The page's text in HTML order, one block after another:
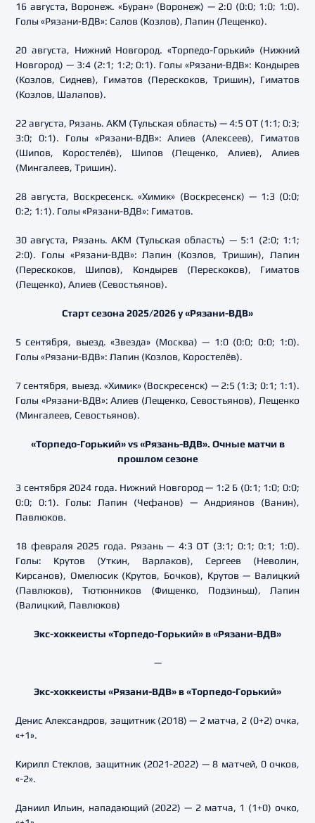
16 августа, Воронеж. «Буран» (Воронеж) — 2:0 (0:0; 1:0; 1:0).
Голы «Рязани-ВДВ»: Салов (Козлов), Лапин (Лещенко).
20 августа, Нижний Новгород. «Торпедо-Горький» (Нижний
Новгород) — 3:4 (2:1; 1:2; 0:1). Голы «Рязани-ВДВ»: Кондырев
(Козлов, Сиднев), Гиматов (Перескоков, Тришин), Гиматов
(Козлов, Шалапов).
22 августа, Рязань. АКМ (Тульская область) — 4:5 ОТ (1:1; 0:3;
3:0; 0:1). Голы «Рязани-ВДВ»: Алиев (Алексеев), Гиматов
(Шипов, Коростелёв), Шипов (Лещенко, Алиев), Алиев
(Мингалеев, Тришин).
28 августа, Воскресенск. «Химик» (Воскресенск) — 1:3 (0:0;
0:2; 1:1). Голы «Рязани-ВДВ»: Гиматов.
30 августа, Рязань. АКМ (Тульская область) — 5:1 (2:0; 1:1;
2:0). Голы «Рязани-ВДВ»: Лапин (Козлов, Тришин), Лапин
(Перескоков, Шипов), Кондырев (Перескоков), Гиматов
(Лещенко), Алиев (Севостьянов).
Старт сезона 2025/2026 у «Рязани-ВДВ»
5 сентября, выезд. «Звезда» (Москва) — 1:0 (0:0; 0:0; 1:0).
Голы «Рязани-ВДВ»: Лапин (Козлов, Коростелёв).
7 сентября, выезд. «Химик» (Воскресенск) — 2:5 (1:3; 0:1; 1:1).
Голы «Рязани-ВДВ»: Алиев (Лещенко, Севостьянов), Лещенко
(Мингалеев, Севостьянов).
«Торпедо-Горький» vs «Рязань-ВДВ». Очные матчи в
прошлом сезоне
3 сентября 2024 года. Нижний Новгород — 1:2 Б (0:1; 1:0; 0:0;
0:0; 0:1). Голы: Лапин (Чефанов) — Андриянов (Ванин),
Павлюков.
18 февраля 2025 года. Рязань — 4:3 ОТ (3:1; 0:1; 0:1; 1:0).
Голы: Крутов (Уткин, Варлаков), Сергеев (Неволин,
Кирсанов), Омелюсик (Крутов, Бочков), Крутов — Валицкий
(Павлюков), Тютюнников (Фищенко, Подзиньш), Лапин
(Валицкий, Павлюков)
Экс-хоккеисты «Торпедо-Горький» в «Рязани-ВДВ»
—
Экс-хоккеисты «Рязани-ВДВ» в «Торпедо-Горький»
Денис Александров, защитник (2018) — 2 матча, 2 (0+2) очка,
«+1».
Кирилл Стеклов, защитник (2021-2022) — 8 матчей, 0 очков,
«-2».
Даниил Ильин, нападающий (2022) — 2 матча, 1 (1+0) очко,